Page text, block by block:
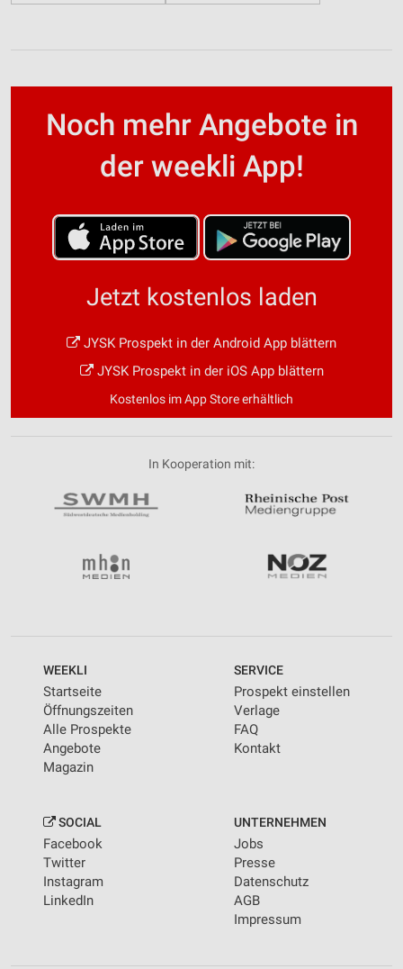
Noch mehr Angebote in
der weekli App!
Jetzt kostenlos laden
JYSK Prospekt in der Android App blättern
JYSK Prospekt in der iOS App blättern
Kostenlos im App Store erhältlich
In Kooperation mit:
WEEKLI
Startseite
Öffnungszeiten
Alle Prospekte
Angebote
Magazin
SERVICE
Prospekt einstellen
Verlage
FAQ
Kontakt
SOCIAL
Facebook
Twitter
Instagram
LinkedIn
UNTERNEHMEN
Jobs
Presse
Datenschutz
AGB
Impressum